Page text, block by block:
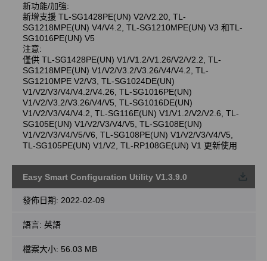
新功能/加強:
新增支援 TL-SG1428PE(UN) V2/V2.20, TL-
SG1218MPE(UN) V4/V4.2, TL-SG1210MPE(UN) V3 和TL-
SG1016PE(UN) V5
注意:
僅供 TL-SG1428PE(UN) V1/V1.2/V1.26/V2/V2.2, TL-
SG1218MPE(UN) V1/V2/V3.2/V3.26/V4/V4.2, TL-
SG1210MPE V2/V3, TL-SG1024DE(UN)
V1/V2/V3/V4/V4.2/V4.26, TL-SG1016PE(UN)
V1/V2/V3.2/V3.26/V4/V5, TL-SG1016DE(UN)
V1/V2/V3/V4/V4.2, TL-SG116E(UN) V1/V1.2/V2/V2.6, TL-
SG105E(UN) V1/V2/V3/V4/V5, TL-SG108E(UN)
V1/V2/V3/V4/V5/V6, TL-SG108PE(UN) V1/V2/V3/V4/V5,
TL-SG105PE(UN) V1/V2, TL-RP108GE(UN) V1 更新使用
Easy Smart Configuration Utility V1.3.9.0
發佈日期: 2022-02-09
語言: 英語
檔案大小: 56.03 MB